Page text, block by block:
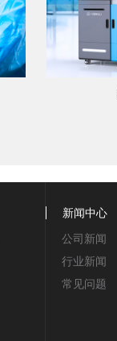
新闻中心
公司新闻
行业新闻
常见问题